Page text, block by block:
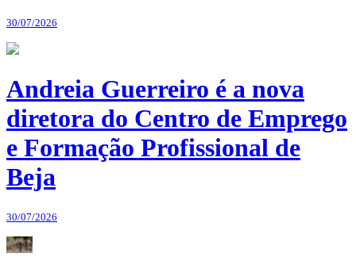
30/07/2026
Andreia Guerreiro é a nova
diretora do Centro de Emprego
e Formação Profissional de
Beja
30/07/2026